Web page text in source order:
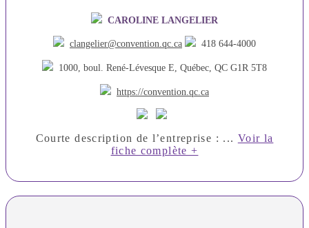
CAROLINE LANGELIER
clangelier@convention.qc.ca 418 644-4000
1000, boul. René-Lévesque E, Québec, QC G1R 5T8
https://convention.qc.ca
Courte description de l’entreprise : ... Voir la
fiche complète +